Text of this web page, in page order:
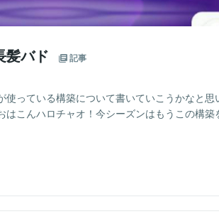
髪バド 記事
っている構築について書いていこうかなと思
こんハロチャオ！今シーズンはもうこの構築